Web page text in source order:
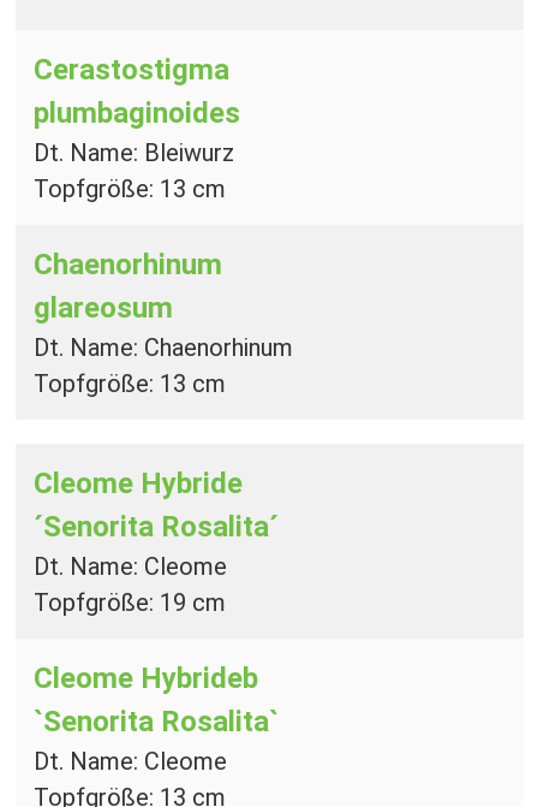
Cerastostigma
plumbaginoides
Dt. Name: Bleiwurz
Topfgröße: 13 cm
Chaenorhinum
glareosum
Dt. Name: Chaenorhinum
Topfgröße: 13 cm
Cleome Hybride
´Senorita Rosalita´
Dt. Name: Cleome
Topfgröße: 19 cm
Cleome Hybrideb
`Senorita Rosalita`
Dt. Name: Cleome
Topfgröße: 13 cm